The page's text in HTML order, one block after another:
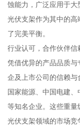
蚀能力，广泛应用于
光伏支架作为其中的
了完美平衡。
行业认可，合作伙伴信
凭借优异的产品品质
企及上市公司的信赖与
国家能源、中国电建
等知名企业。这些重
光伏支架领域的市场竞